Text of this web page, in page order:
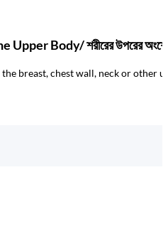
Body/ শরীরের উপরের অংশে
breast, chest wall, neck or other